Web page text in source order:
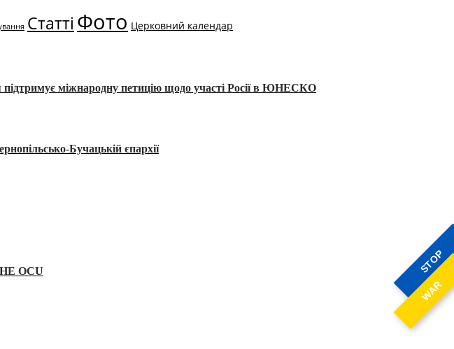
STOP
WAR
Статті Фото Церковний календар
міжнародну петицію щодо участі Росії в ЮНЕСКО
Бучацькій єпархії
OCU